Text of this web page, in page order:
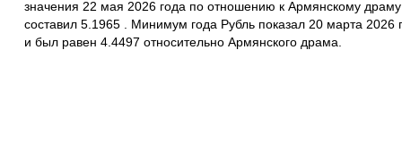
значения 22 мая 2026 года по отношению к Армянскому
составил 5.1965 . Минимум года Рубль показал 20 марта 2026
и был равен 4.4497 относительно Армянского драма.